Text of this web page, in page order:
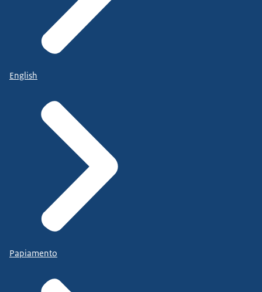
English
Papiamento